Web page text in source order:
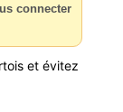
connecter
et évitez